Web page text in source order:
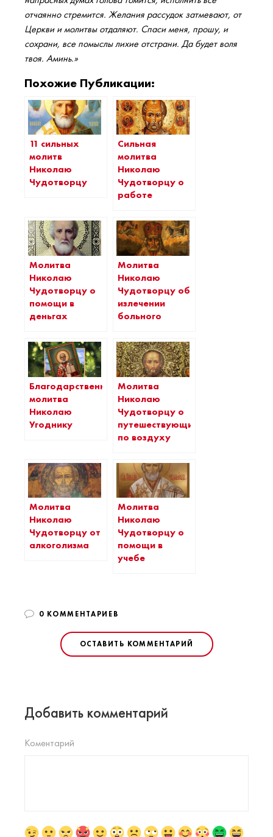
отчаянно стремится. Желания рассудок затмевают, от
Церкви и молитвы отдаляют. Спаси меня, прошу, и
сохрани, все помыслы лихие отстрани. Да будет воля
твоя. Аминь.»
Похожие Публикации:
11 сильных
молитв
Николаю
Чудотворцу
Сильная
молитва
Николаю
Чудотворцу о
работе
Молитва
Николаю
Чудотворцу о
помощи в
деньгах
Молитва
Николаю
Чудотворцу об
излечении
больного
Благодарственная
молитва
Николаю
Угоднику
Молитва
Николаю
Чудотворцу о
путешествующих
по воздуху
Молитва
Николаю
Чудотворцу от
алкоголизма
Молитва
Николаю
Чудотворцу о
помощи в
учебе
0 КОММЕНТАРИЕВ
ОСТАВИТЬ КОММЕНТАРИЙ
Добавить комментарий
Коментарий